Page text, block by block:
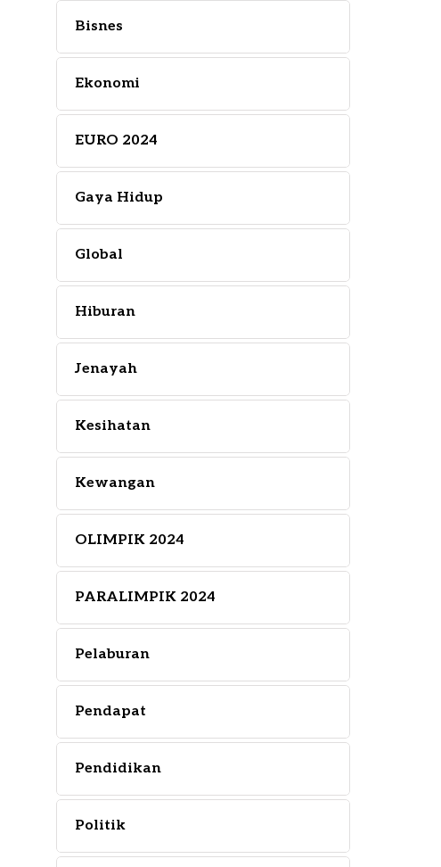
Bisnes
Ekonomi
EURO 2024
Gaya Hidup
Global
Hiburan
Jenayah
Kesihatan
Kewangan
OLIMPIK 2024
PARALIMPIK 2024
Pelaburan
Pendapat
Pendidikan
Politik